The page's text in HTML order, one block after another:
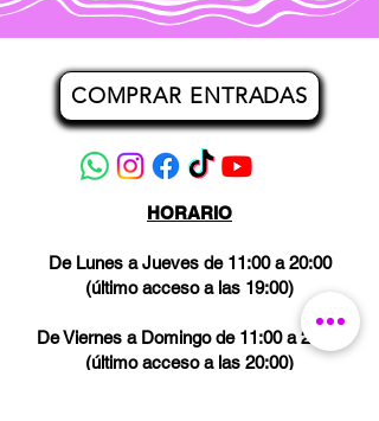
COMPRAR ENTRADAS
HORARIO
De Lunes a Jueves de 11:00 a 20:00
(último acceso a las 19:00)
De Viernes a Domingo de 11:00 a 21:00
(último acceso a las 20:00)